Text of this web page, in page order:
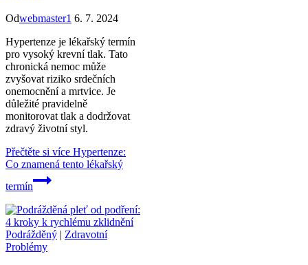
Odwebmaster1 6. 7. 2024
Hypertenze je lékařský termín
pro vysoký krevní tlak. Tato
chronická nemoc může
zvyšovat riziko srdečních
onemocnění a mrtvice. Je
důležité pravidelně
monitorovat tlak a dodržovat
zdravý životní styl.
Přečtěte si více Hypertenze:
Co znamená tento lékařský
termín
Podrážděný | Zdravotní
Problémy